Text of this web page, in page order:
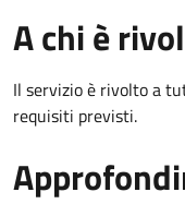
A chi è
Il servizio è rivolto a
requisiti previsti.